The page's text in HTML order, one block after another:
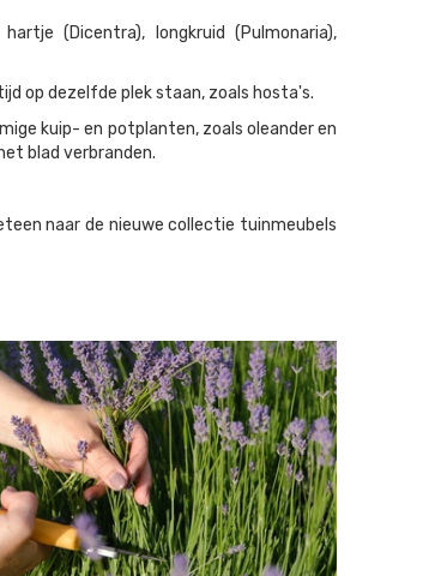
(Dicentra), longkruid (Pulmonaria),
op dezelfde plek staan, zoals hosta's.
kuip- en potplanten, zoals oleander en
blad verbranden.
naar de nieuwe collectie tuinmeubels